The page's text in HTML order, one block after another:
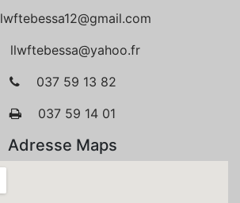
lwftebessa12@gmail.com
llwftebessa@yahoo.fr
037 59 13 82
037 59 14 01
Adresse Maps